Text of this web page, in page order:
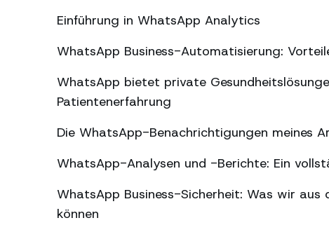
Einführung in WhatsApp Analytics
WhatsApp Business-Automatisierung:
WhatsApp bietet private
Patientenerfahrung
Die WhatsApp-Benachrichtigungen meines
WhatsApp-Analysen und -Berichte: Ein
WhatsApp Business-Sicherheit: Was wir aus
können